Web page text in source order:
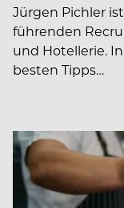
Jürgen Pichler
führenden
und Hotellerie.
besten Tipps…